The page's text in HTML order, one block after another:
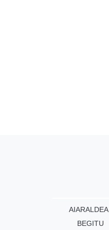
AIARALDEA
BEGITU